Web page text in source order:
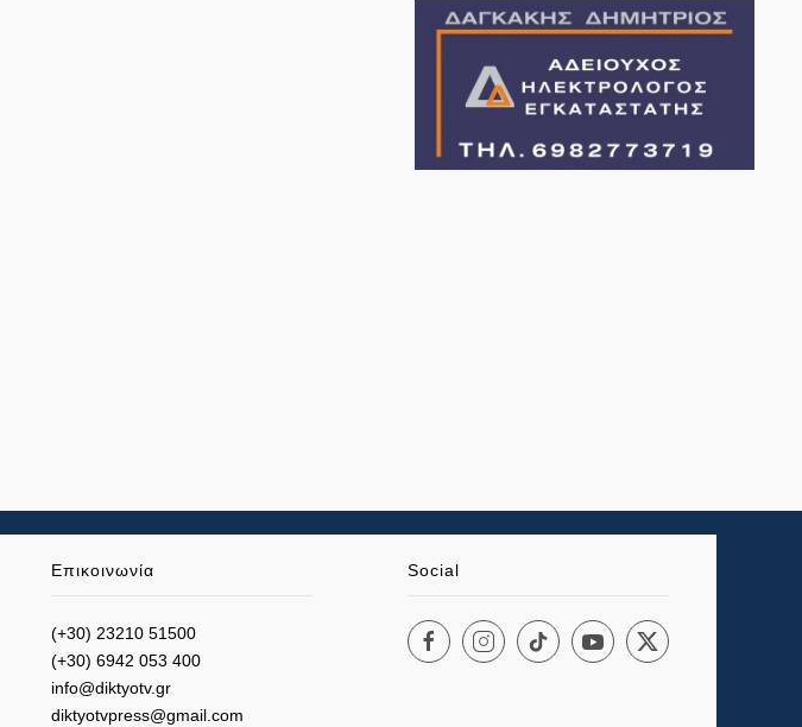
Επικοινωνία
(+30) 23210 51500
(+30) 6942 053 400
info@diktyotv.gr
diktyotvpress@gmail.com
Social